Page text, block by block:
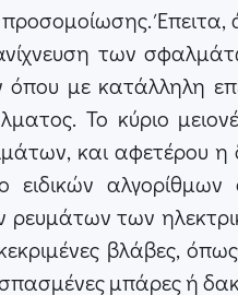
των
με κατάλληλη
Το κύριο
και αφετέρου
ρευμάτων των
βλάβες,
μπάρες ή